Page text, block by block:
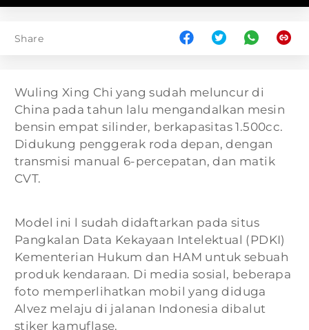
Share
Wuling Xing Chi yang sudah meluncur di
China pada tahun lalu mengandalkan mesin
bensin empat silinder, berkapasitas 1.500cc.
Didukung penggerak roda depan, dengan
transmisi manual 6-percepatan, dan matik
CVT.
Model ini l sudah didaftarkan pada situs
Pangkalan Data Kekayaan Intelektual (PDKI)
Kementerian Hukum dan HAM untuk sebuah
produk kendaraan. Di media sosial, beberapa
foto memperlihatkan mobil yang diduga
Alvez melaju di jalanan Indonesia dibalut
stiker kamuflase.